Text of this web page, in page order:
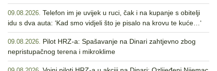
09.08.2026. Telefon im je uvijek u ruci, čak i na kupanje s obitelji
idu s dva auta: ‘Kad smo vidjeli što je pisalo na krovu te kuće…‘
09.08.2026. Pilot HRZ-a: Spašavanje na Dinari zahtjevno zbog
nepristupačnog terena i mikroklime